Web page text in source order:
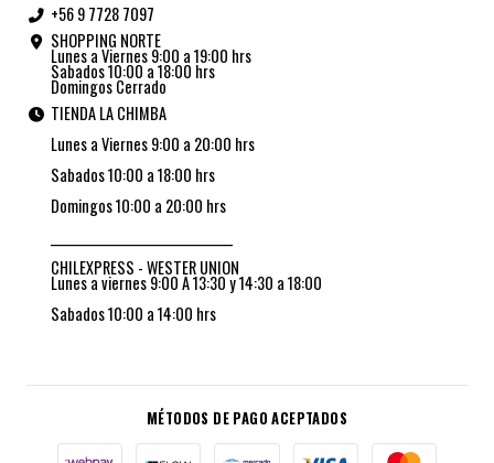
+56 9 7728 7097
SHOPPING NORTE
Lunes a Viernes 9:00 a 19:00 hrs
Sabados 10:00 a 18:00 hrs
Domingos Cerrado
TIENDA LA CHIMBA
Lunes a Viernes 9:00 a 20:00 hrs
Sabados 10:00 a 18:00 hrs
Domingos 10:00 a 20:00 hrs
CHILEXPRESS - WESTER UNION
Lunes a viernes 9:00 A 13:30 y 14:30 a 18:00
Sabados 10:00 a 14:00 hrs
MÉTODOS DE PAGO ACEPTADOS